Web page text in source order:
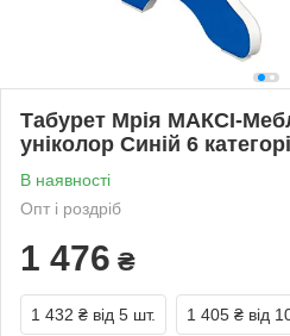
Табурет Мрія МАКСІ-
уніколор Синій 6
В наявності
Опт і роздріб
1 476 ₴
1 432 ₴ від 5 шт. 1 405 ₴ від